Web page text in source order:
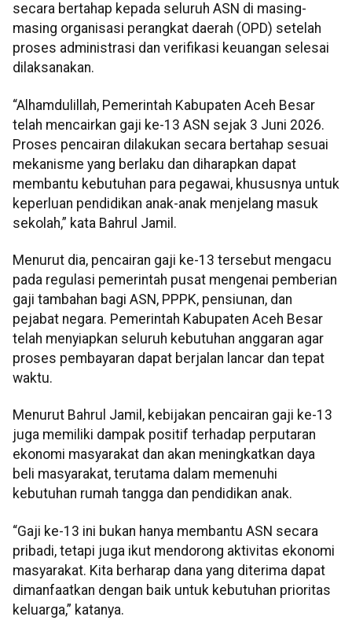
secara bertahap kepada seluruh ASN di masing-
masing organisasi perangkat daerah (OPD) setelah
proses administrasi dan verifikasi keuangan selesai
dilaksanakan.
“Alhamdulillah, Pemerintah Kabupaten Aceh Besar
telah mencairkan gaji ke-13 ASN sejak 3 Juni 2026.
Proses pencairan dilakukan secara bertahap sesuai
mekanisme yang berlaku dan diharapkan dapat
membantu kebutuhan para pegawai, khususnya untuk
keperluan pendidikan anak-anak menjelang masuk
sekolah,” kata Bahrul Jamil.
Menurut dia, pencairan gaji ke-13 tersebut mengacu
pada regulasi pemerintah pusat mengenai pemberian
gaji tambahan bagi ASN, PPPK, pensiunan, dan
pejabat negara. Pemerintah Kabupaten Aceh Besar
telah menyiapkan seluruh kebutuhan anggaran agar
proses pembayaran dapat berjalan lancar dan tepat
waktu.
Menurut Bahrul Jamil, kebijakan pencairan gaji ke-13
juga memiliki dampak positif terhadap perputaran
ekonomi masyarakat dan akan meningkatkan daya
beli masyarakat, terutama dalam memenuhi
kebutuhan rumah tangga dan pendidikan anak.
“Gaji ke-13 ini bukan hanya membantu ASN secara
pribadi, tetapi juga ikut mendorong aktivitas ekonomi
masyarakat. Kita berharap dana yang diterima dapat
dimanfaatkan dengan baik untuk kebutuhan prioritas
keluarga,” katanya.